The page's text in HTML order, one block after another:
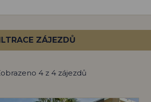
ZÁJEZDŮ
4 z 4 zájezdů